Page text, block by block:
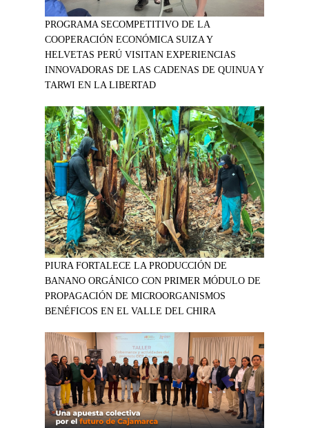
PROGRAMA SECOMPETITIVO DE LA
COOPERACIÓN ECONÓMICA SUIZA Y
HELVETAS PERÚ VISITAN EXPERIENCIAS
INNOVADORAS DE LAS CADENAS DE QUINUA Y
TARWI EN LA LIBERTAD
PIURA FORTALECE LA PRODUCCIÓN DE
BANANO ORGÁNICO CON PRIMER MÓDULO DE
PROPAGACIÓN DE MICROORGANISMOS
BENÉFICOS EN EL VALLE DEL CHIRA